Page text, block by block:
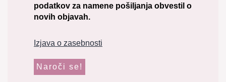
podatkov za namene pošiljanja obvestil o
novih objavah.
Izjava o zasebnosti